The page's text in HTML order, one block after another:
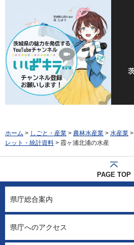
ホーム > しごと・産業 > 農林水産業 > 水産業 >
レット・統計資料 > 霞ヶ浦北浦の水産
PAGE TOP
県庁総合案内
県庁へのアクセス